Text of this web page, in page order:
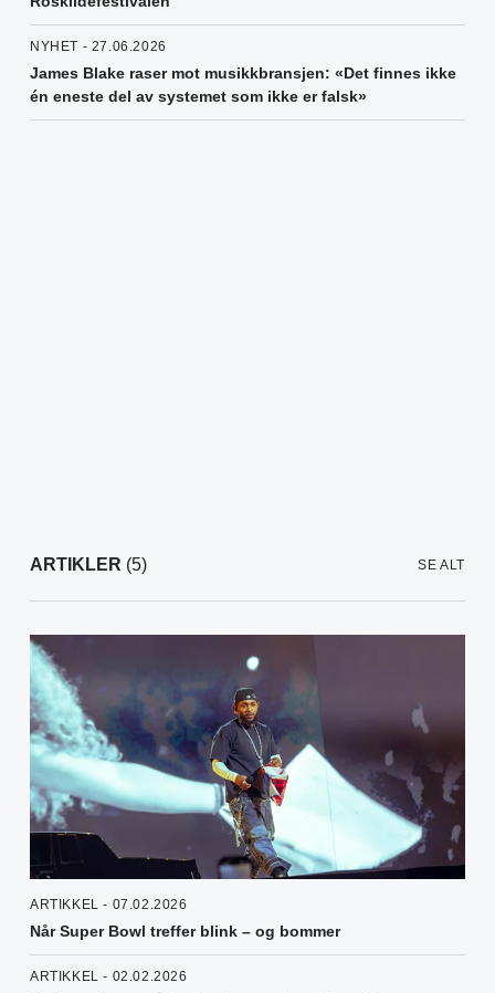
NYHET - 27.06.2026
James Blake raser mot musikkbransjen: «Det finnes ikke
én eneste del av systemet som ikke er falsk»
ARTIKLER (5) SE ALT
ARTIKKEL - 07.02.2026
Når Super Bowl treffer blink – og bommer
ARTIKKEL - 02.02.2026